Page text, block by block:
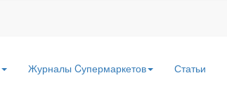
Журналы Cупермаркетов Статьи